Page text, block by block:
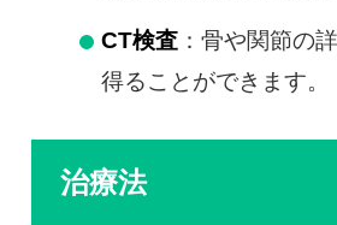
CT検査：骨や関節の
得ることができます。
治療法